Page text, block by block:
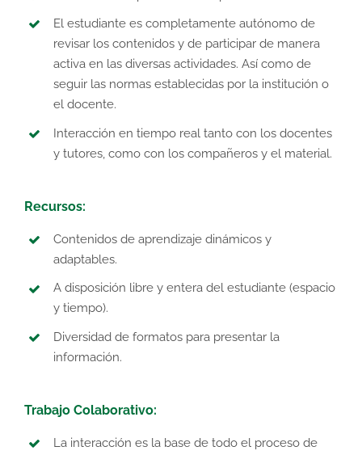
El estudiante es completamente autónomo de
revisar los contenidos y de participar de manera
activa en las diversas actividades. Así como de
seguir las normas establecidas por la institución o
el docente.
Interacción en tiempo real tanto con los docentes
y tutores, como con los compañeros y el material.
Recursos:
Contenidos de aprendizaje dinámicos y
adaptables.
A disposición libre y entera del estudiante (espacio
y tiempo).
Diversidad de formatos para presentar la
información.
Trabajo Colaborativo:
La interacción es la base de todo el proceso de